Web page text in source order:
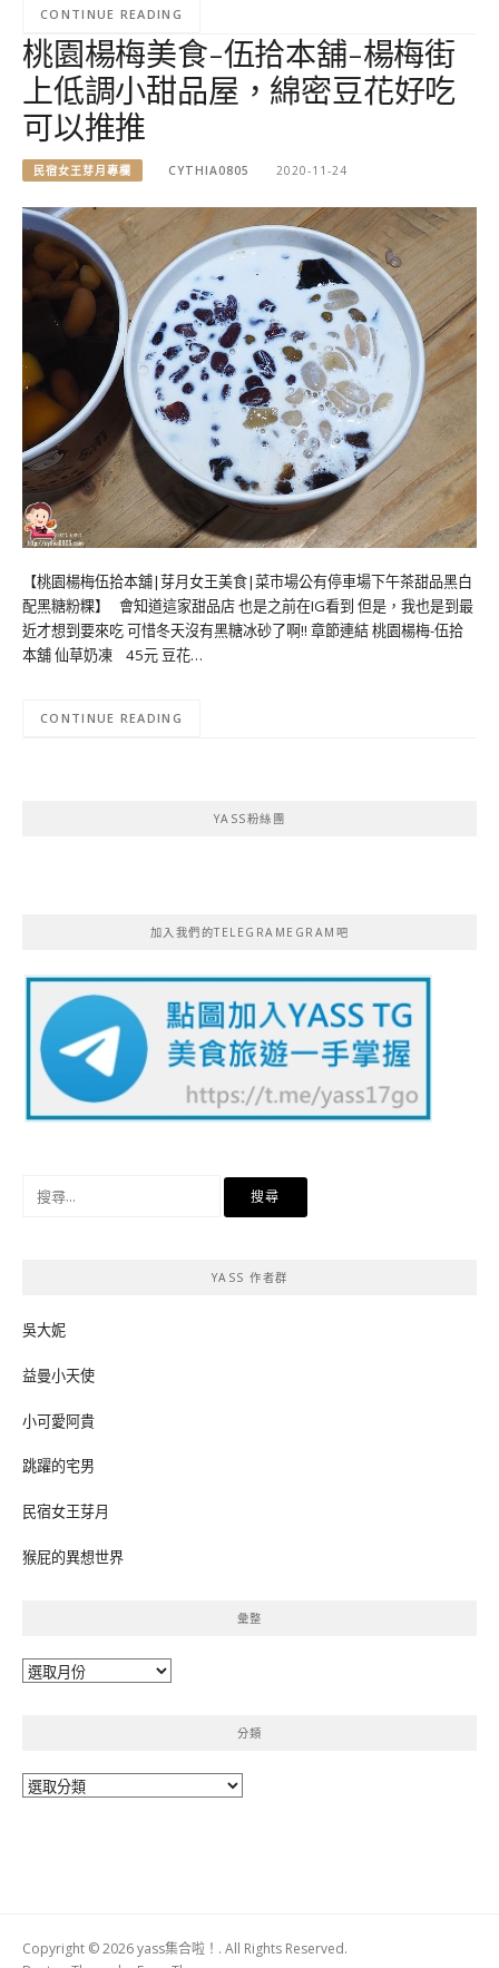
CONTINUE READING
桃園楊梅美食-伍拾本舖-楊梅街
上低調小甜品屋，綿密豆花好吃
可以推推
民宿女王芽月專欄 CYTHIA0805 2020-11-24
【桃園楊梅伍拾本舖|芽月女王美食|菜市場公有停車場下午茶甜品黑白
配黑糖粉粿】 會知道這家甜品店 也是之前在IG看到 但是，我也是到最
近才想到要來吃 可惜冬天沒有黑糖冰砂了啊!! 章節連結 桃園楊梅-伍拾
本舖 仙草奶凍 45元 豆花…
CONTINUE READING
YASS粉絲團
加入我們的TELEGRAMEGRAM吧
YASS 作者群
吳大妮
益曼小天使
小可愛阿貴
跳躍的宅男
民宿女王芽月
猴屁的異想世界
彙整
彙
分類
分
Copyright © 2026 yass集合啦！. All Rights Reserved.